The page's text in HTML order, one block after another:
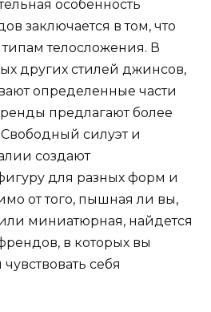
особенность
заключается в том, что
телосложения. В
других стилей джинсов,
определенные части
предлагают более
силуэт и
создают
для разных форм и
от того, пышная ли вы,
миниатюрная, найдется
в которых вы
себя